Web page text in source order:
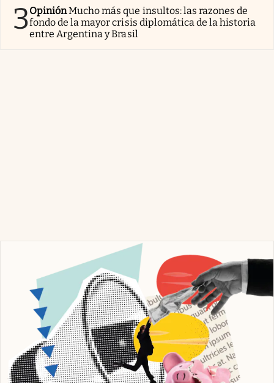
3OpiniónMucho más que insultos: las razones de
fondo de la mayor crisis diplomática de la historia
entre Argentina y Brasil